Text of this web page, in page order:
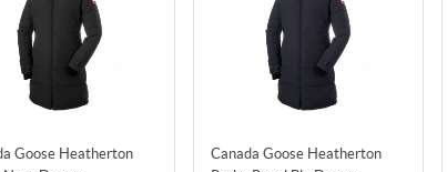
Goose Heatherton
Canada Goose Heatherton